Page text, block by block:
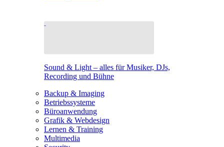
Sound & Light – alles für Musiker, DJs,
Recording und Bühne
Backup & Imaging
Betriebssysteme
Büroanwendung
Grafik & Webdesign
Lernen & Training
Multimedia